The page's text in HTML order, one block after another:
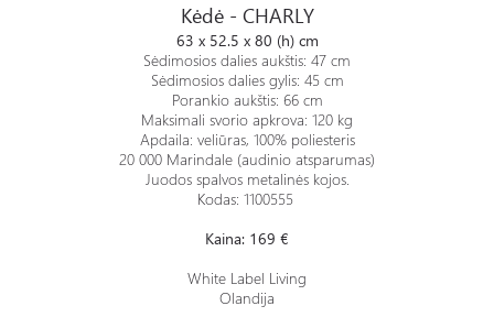
Kėdė - CHARLY
63 x 52.5 x 80 (h) cm
Sėdimosios dalies aukštis: 47 cm
Sėdimosios dalies gylis: 45 cm
Porankio aukštis: 66 cm
Maksimali svorio apkrova: 120 kg
Apdaila: veliūras, 100% poliesteris
20 000 Marindale (audinio atsparumas)
Juodos spalvos metalinės kojos.
Kodas: 1100555
Kaina: 169 €
White Label Living
Olandija